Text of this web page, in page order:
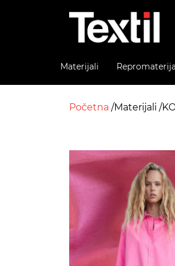
Materijali
Početna Materijali